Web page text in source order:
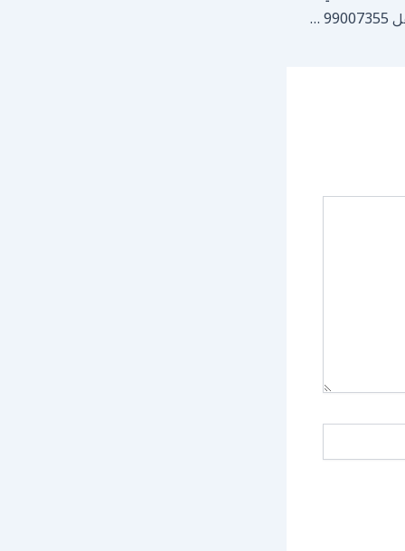
كراج النهضة | كراج متنقل 99007355 كهرباء وبنشر, تصليح السيارت